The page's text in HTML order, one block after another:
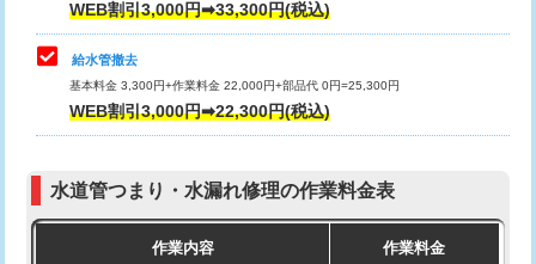
マス交換（深さ50㎝未満）
マス交換（深さ50㎝以上）
コンクリート斫り（厚さ10㎝まで）
理・調整・分解・加工など（重作業）
その他部品の脱着
交換・取付（タンク）
式）)
式・ワンホール）)
WEB割引3,000円➡33,300円(税込)
給水管撤去
基本料金 3,300円+作業料金 22,000円+部品代 0円=25,300円
WEB割引3,000円➡22,300円(税込)
水道管つまり・水漏れ修理の作業料金表
作業内容 作業料金